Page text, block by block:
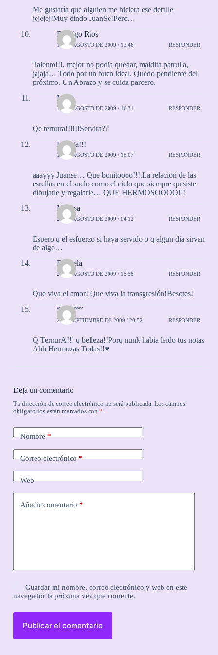
Me gustaría que alguien me hiciera ese detalle
jejejej!Muy dindo JuanSe!Pero…
Rodrigo Ríos
18 DE AGOSTO DE 2009 / 13:46 RESPONDER
Talento!!!, mejor no podía quedar, maldita patrulla,
jajaja… Todo por un buen ideal. Quedo pendiente del
próximo. Un Abrazo y se cuida parcero.
Manu
18 DE AGOSTO DE 2009 / 16:31 RESPONDER
Qe ternura!!!!!!Servira??
Laurita!!!
18 DE AGOSTO DE 2009 / 18:07 RESPONDER
aaayyy Juanse… Que bonitoooo!!!.La relacion de las
esrellas en el suelo como el cielo que siempre quisiste
dibujarle y regalarle… QUE HERMOSOOOO!!!
Melissa
20 DE AGOSTO DE 2009 / 04:12 RESPONDER
Espero q el esfuerzo si haya servido o q algun dia sirvan
de algo…
Rayuela
20 DE AGOSTO DE 2009 / 15:58 RESPONDER
Que viva el amor! Que viva la transgresión!Besotes!
ºººLuIººº
2 DE SEPTIEMBRE DE 2009 / 20:52 RESPONDER
Q TernurA!!! q belleza!!Porq nunk habia leido tus notas
Ahh Hermozas Todas!!♥
Deja un comentario
Tu dirección de correo electrónico no será publicada. Los campos
obligatorios están marcados con *
Nombre*
Correo electrónico*
Web
Añadir comentario *
Guardar mi nombre, correo electrónico y web en este
navegador la próxima vez que comente.
Publicar el comentario